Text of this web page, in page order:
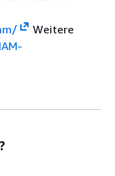
Weitere
IAM-